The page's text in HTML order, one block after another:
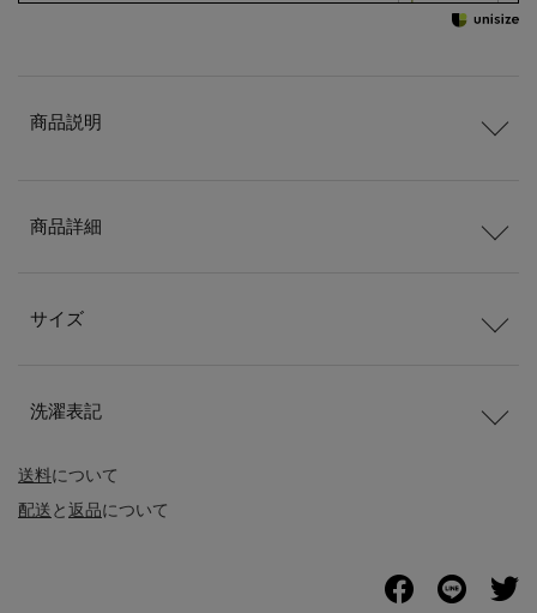
送料について
配送と返品について
商品説明
商品詳細
サイズ
洗濯表記